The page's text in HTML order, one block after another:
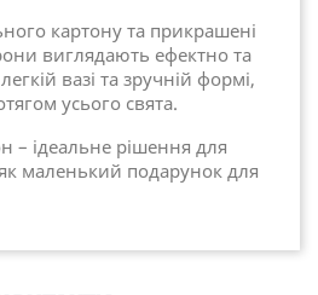
картону та прикрашені
виглядають ефектно та
вазі та зручній формі,
усього свята.
– ідеальне рішення для
маленький подарунок для